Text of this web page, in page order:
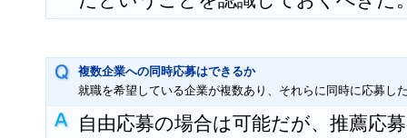
複数企業への同時応募はできるか
就職を希望している企業が複数あり、それらに同時に応募し
自由応募の場合は可能だが、推薦応